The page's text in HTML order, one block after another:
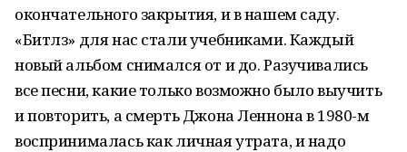
окончательного закрытия, и в нашем саду.
«Битлз» для нас стали учебниками. Каждый
новый альбом снимался от и до. Разучивались
все песни, какие только возможно было выучить
и повторить, а смерть Джона Леннона в 1980-м
воспринималась как личная утрата, и надо